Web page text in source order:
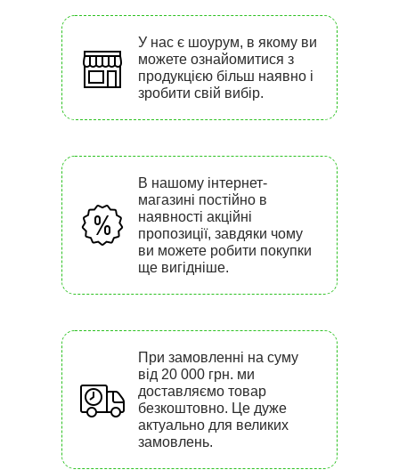
У нас є шоурум, в якому ви
можете ознайомитися з
продукцією більш наявно і
зробити свій вибір.
В нашому інтернет-
магазині постійно в
наявності акційні
пропозиції, завдяки чому
ви можете робити покупки
ще вигідніше.
При замовленні на суму
від 20 000 грн. ми
доставляємо товар
безкоштовно. Це дуже
актуально для великих
замовлень.